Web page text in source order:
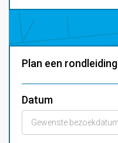
Plan een rondleiding
Datum